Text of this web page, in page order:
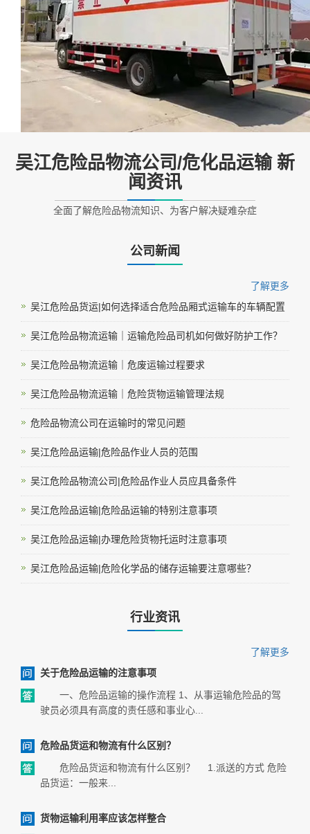
吴江危险品物流公司/危化品运输 新
闻资讯
全面了解危险品物流知识、为客户解决疑难杂症
公司新闻
了解更多
吴江危险品货运|如何选择适合危险品厢式运输车的车辆配置
吴江危险品物流运输｜运输危险品司机如何做好防护工作？
吴江危险品物流运输｜危废运输过程要求
吴江危险品物流运输｜危险货物运输管理法规
危险品物流公司在运输时的常见问题
吴江危险品运输|危险品作业人员的范围
吴江危险品物流公司|危险品作业人员应具备条件
吴江危险品运输|危险品运输的特别注意事项
吴江危险品运输|办理危险货物托运时注意事项
吴江危险品运输|危险化学品的储存运输要注意哪些？
行业资讯
了解更多
关于危险品运输的注意事项
一、危险品运输的操作流程 1、从事运输危险品的驾
驶员必须具有高度的责任感和事业心...
危险品货运和物流有什么区别？
危险品货运和物流有什么区别？ 1.派送的方式 危险
品货运：一般来...
货物运输利用率应该怎样整合